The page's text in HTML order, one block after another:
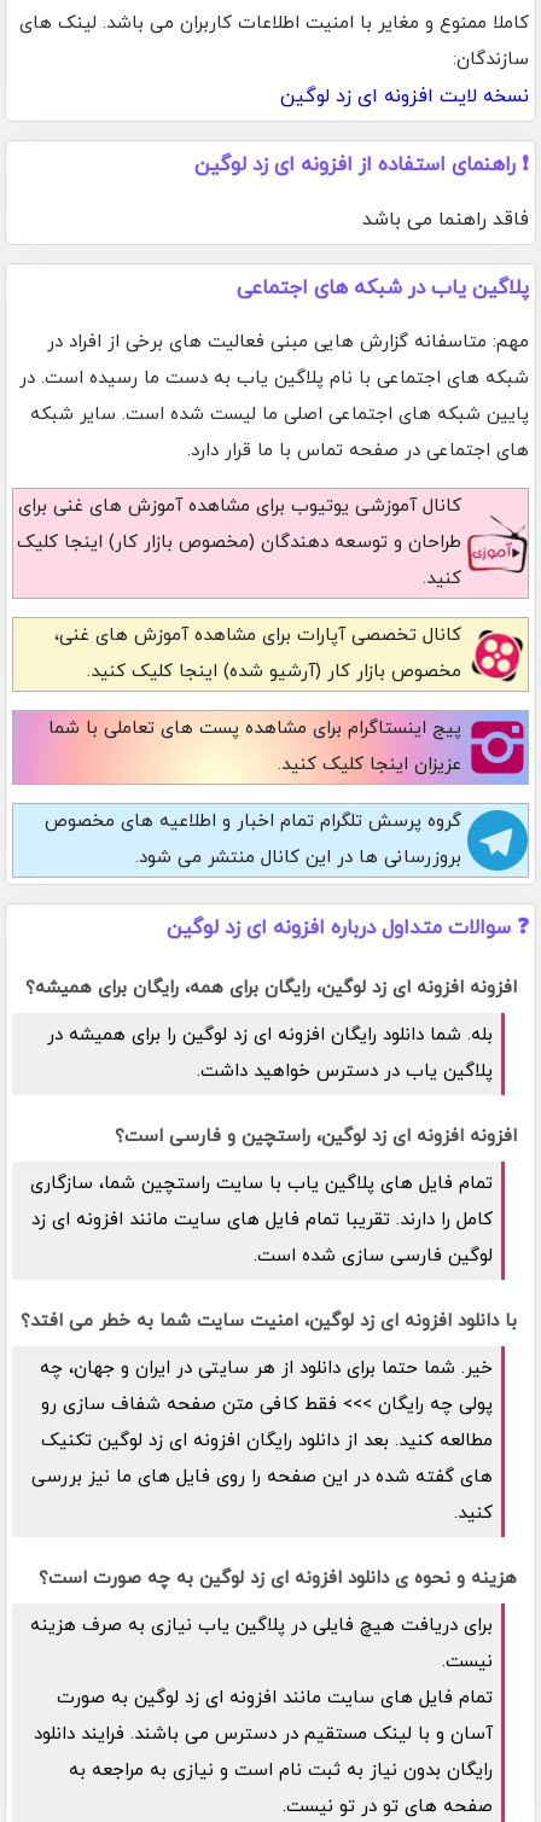
کاملا ممنوع و مغایر با امنیت اطلاعات کاربران می باشد. لینک های
سازندگان:
نسخه لایت افزونه ای زد لوگین
❗ راهنمای استفاده از افزونه ای زد لوگین
فاقد راهنما می باشد
پلاگین یاب در شبکه های اجتماعی
مهم: متاسفانه گزارش هایی مبنی فعالیت های برخی از افراد در
شبکه های اجتماعی با نام پلاگین یاب به دست ما رسیده است. در
پایین شبکه های اجتماعی اصلی ما لیست شده است. سایر شبکه
های اجتماعی در صفحه تماس با ما قرار دارد.
کانال آموزشی یوتیوب برای مشاهده آموزش های غنی برای
طراحان و توسعه دهندگان (مخصوص بازار کار) اینجا کلیک
کنید.
کانال تخصصی آپارات برای مشاهده آموزش های غنی،
مخصوص بازار کار (آرشیو شده) اینجا کلیک کنید.
پیج اینستاگرام برای مشاهده پست های تعاملی با شما
عزیزان اینجا کلیک کنید.
گروه پرسش تلگرام تمام اخبار و اطلاعیه های مخصوص
بروزرسانی ها در این کانال منتشر می شود.
❓ سوالات متداول درباره افزونه ای زد لوگین
افزونه افزونه ای زد لوگین، رایگان برای همه، رایگان برای همیشه؟
بله. شما دانلود رایگان افزونه ای زد لوگین را برای همیشه در
پلاگین یاب در دسترس خواهید داشت.
افزونه افزونه ای زد لوگین، راستچین و فارسی است؟
تمام فایل های پلاگین یاب با سایت راستچین شما، سازگاری
کامل را دارند. تقریبا تمام فایل های سایت مانند افزونه ای زد
لوگین فارسی سازی شده است.
با دانلود افزونه ای زد لوگین، امنیت سایت شما به خطر می افتد؟
خیر. شما حتما برای دانلود از هر سایتی در ایران و جهان، چه
پولی چه رایگان >>> فقط کافی متن صفحه شفاف سازی رو
مطالعه کنید. بعد از دانلود رایگان افزونه ای زد لوگین تکنیک
های گفته شده در این صفحه را روی فایل های ما نیز بررسی
کنید.
هزینه و نحوه ی دانلود افزونه ای زد لوگین به چه صورت است؟
برای دریافت هیچ فایلی در پلاگین یاب نیازی به صرف هزینه
نیست.
تمام فایل های سایت مانند افزونه ای زد لوگین به صورت
آسان و با لینک مستقیم در دسترس می باشند. فرایند دانلود
رایگان بدون نیاز به ثبت نام است و نیازی به مراجعه به
صفحه های تو در تو نیست.